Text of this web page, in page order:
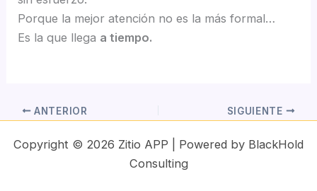
Porque la mejor atención no es la más formal…
Es la que llega a tiempo.
ANTERIOR SIGUIENTE
Copyright © 2026 Zitio APP | Powered by BlackHold
Consulting